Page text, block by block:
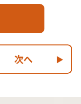
次へ